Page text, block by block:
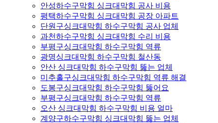
안성하수구막힘 싱크대막힘 공사 비용
평택하수구막힘 싱크대막힘 공장 아파트
단원구싱크대막힘 하수구막힘 공사 업체
과천하수구막힘 싱크대막힘 수리 비용
부평구싱크대막힘 하수구막힘 역류
광명싱크대막힘 하수구막힘 철산동
안산 싱크대막힘 하수구막힘 뚫는 업체
미추홀구싱크대막힘 하수구막힘 역류 해결
도봉구싱크대막힘 하수구막힘 뚫어요
부평구싱크대막힘 하수구막힘 역류
오산 싱크대막힘 하수구막힘 비용 얼마
계양구하수구막힘 싱크대막힘 뚫는 업체